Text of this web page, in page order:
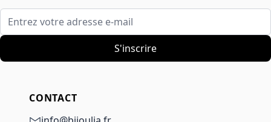
Entrez votre adresse e-mail
S'inscrire
CONTACT